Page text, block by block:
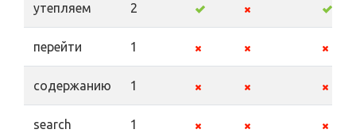
утепляем 2
перейти 1
содержанию 1
search 1